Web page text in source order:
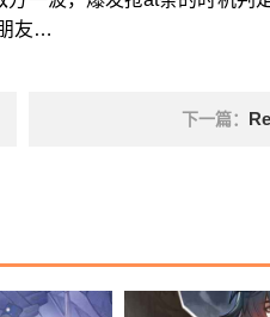
友…
下一篇：